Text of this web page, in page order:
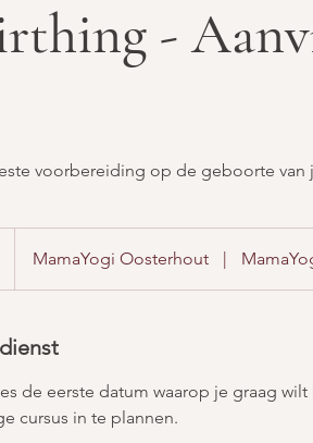
-
voorbereiding op de geboorte van
MamaYogi Oosterhout |
de eerste datum waarop je graag
cursus in te plannen.